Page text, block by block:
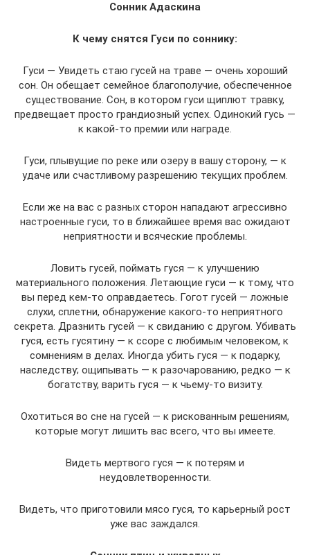
Сонник Адаскина
К чему снятся Гуси по соннику:
Гуси — Увидеть стаю гусей на траве — очень хороший
сон. Он обещает семейное благополучие, обеспеченное
существование. Сон, в котором гуси щиплют травку,
предвещает просто грандиозный успех. Одинокий гусь —
к какой-то премии или награде.
Гуси, плывущие по реке или озеру в вашу сторону, — к
удаче или счастливому разрешению текущих проблем.
Если же на вас с разных сторон нападают агрессивно
настроенные гуси, то в ближайшее время вас ожидают
неприятности и всяческие проблемы.
Ловить гусей, поймать гуся — к улучшению
материального положения. Летающие гуси — к тому, что
вы перед кем-то оправдаетесь. Гогот гусей — ложные
слухи, сплетни, обнаружение какого-то неприятного
секрета. Дразнить гусей — к свиданию с другом. Убивать
гуся, есть гусятину — к ссоре с любимым человеком, к
сомнениям в делах. Иногда убить гуся — к подарку,
наследству; ощипывать — к разочарованию, редко — к
богатству, варить гуся — к чьему-то визиту.
Охотиться во сне на гусей — к рискованным решениям,
которые могут лишить вас всего, что вы имеете.
Видеть мертвого гуся — к потерям и
неудовлетворенности.
Видеть, что приготовили мясо гуся, то карьерный рост
уже вас заждался.